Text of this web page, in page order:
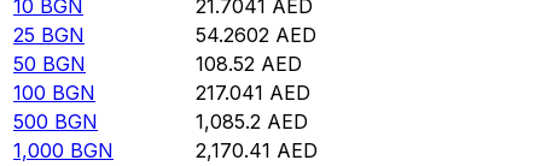
10 BGN 21.7041 AED
25 BGN 54.2602 AED
50 BGN 108.52 AED
100 BGN 217.041 AED
500 BGN 1,085.2 AED
1,000 BGN 2,170.41 AED